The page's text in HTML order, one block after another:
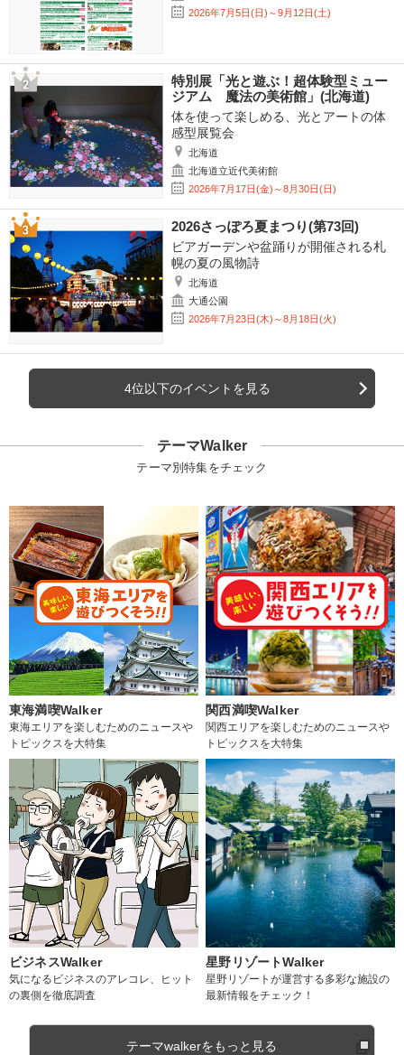
2026年7月5日(日)～9月12日(土)
特別展「光と遊ぶ！超体験型ミュー
ジアム 魔法の美術館」(北海道)
体を使って楽しめる、光とアートの体
感型展覧会
北海道
北海道立近代美術館
2026年7月17日(金)～8月30日(日)
2026さっぽろ夏まつり(第73回)
ビアガーデンや盆踊りが開催される札
幌の夏の風物詩
北海道
大通公園
2026年7月23日(木)～8月18日(火)
4位以下のイベントを見る
テーマWalker
テーマ別特集をチェック
東海満喫Walker
東海エリアを楽しむためのニュースや
トピックスを大特集
関西満喫Walker
関西エリアを楽しむためのニュースや
トピックスを大特集
ビジネスWalker
気になるビジネスのアレコレ、ヒット
の裏側を徹底調査
星野リゾートWalker
星野リゾートが運営する多彩な施設の
最新情報をチェック！
テーマwalkerをもっと見る